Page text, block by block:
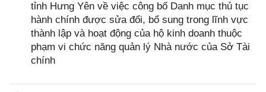
tỉnh Hưng Yên về việc công bố Danh mục thủ tục
hành chính được sửa đổi, bổ sung trong lĩnh vực
thành lập và hoạt động của hộ kinh doanh thuộc
phạm vi chức năng quản lý Nhà nước của Sở Tài
chính